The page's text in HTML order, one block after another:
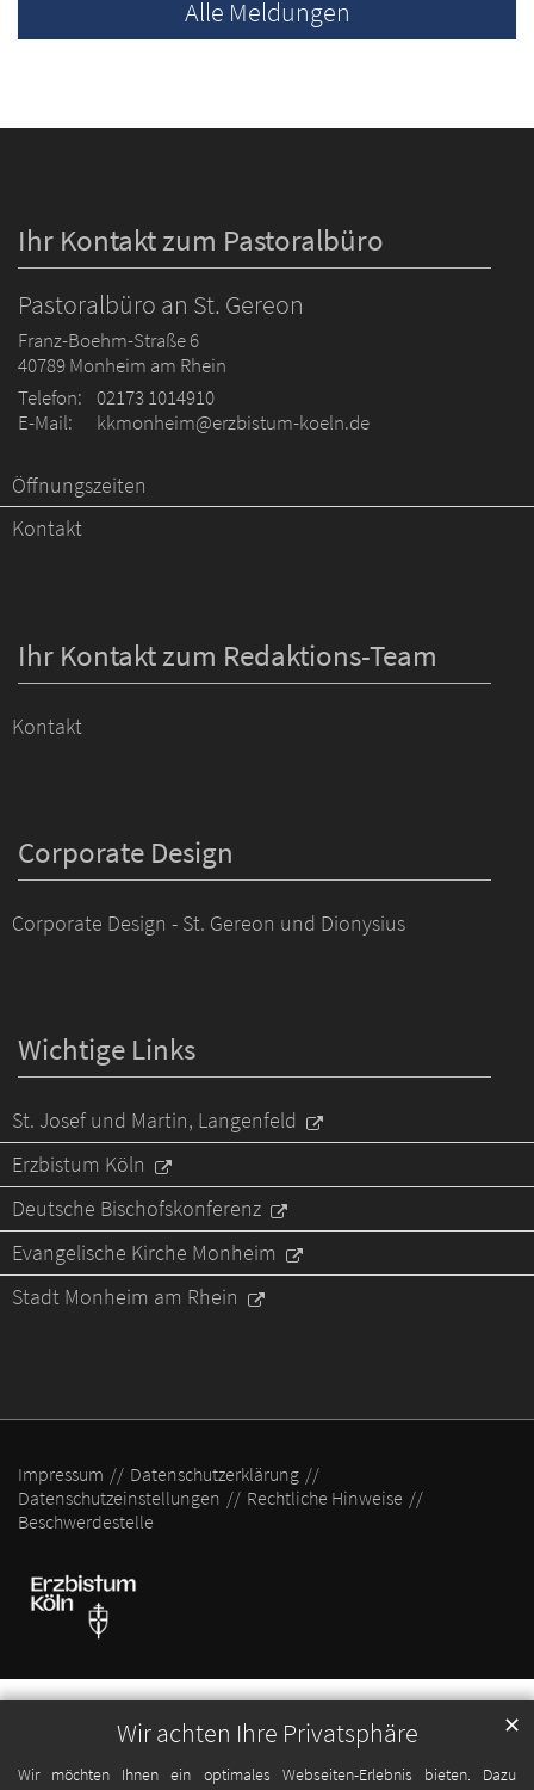
Wir achten Ihre Privatsphäre
Wir möchten Ihnen ein optimales Webseiten-Erlebnis bieten. Dazu
✕
Alle Meldungen
Ihr Kontakt zum Pastoralbüro
Pastoralbüro an St. Gereon
Franz-Boehm-Straße 6
40789Monheim am Rhein
Telefon: 02173 1014910
E-Mail:
kkmonheim@erzbistum-koeln.de
Öffnungszeiten
Kontakt
Ihr Kontakt zum Redaktions-Team
Kontakt
Corporate Design
Corporate Design - St. Gereon und Dionysius
Wichtige Links
St. Josef und Martin, Langenfeld
Erzbistum Köln
Deutsche Bischofskonferenz
Evangelische Kirche Monheim
Stadt Monheim am Rhein
Impressum
Datenschutzerklärung
Datenschutzeinstellungen
Rechtliche Hinweise
Beschwerdestelle